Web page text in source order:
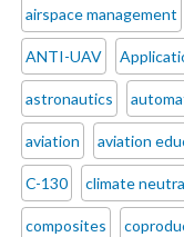
airspace management
ANTI-UAV
astronautics
aviation aviation
C-130 climate
composites